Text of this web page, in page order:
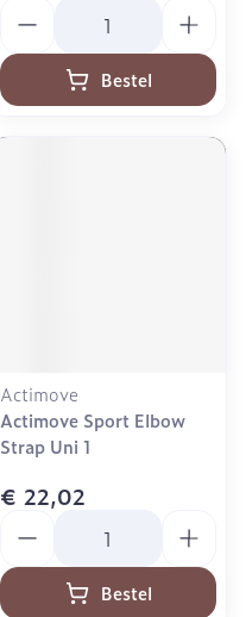
Bestel
Actimove
Actimove Sport Elbow
Strap Uni 1
€ 22,02
Bestel